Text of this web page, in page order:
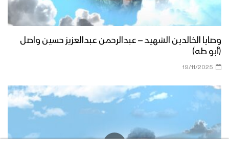
وصايا الخالدين الشهيد – عبدالرحمن عبدالعزيز حسين واصل
(أبو طه)
19/11/2025